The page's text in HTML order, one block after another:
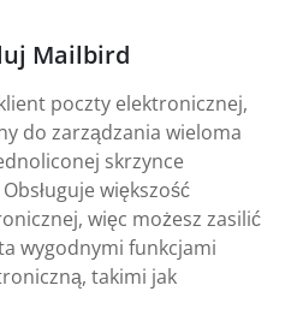
Mailbird
poczty elektronicznej,
do zarządzania wieloma
skrzynce
większość
więc możesz zasilić
wygodnymi funkcjami
takimi jak